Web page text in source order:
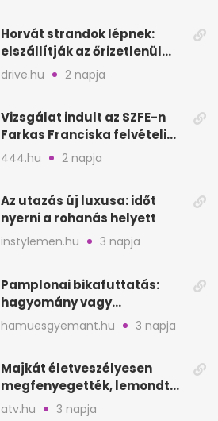
Horvát strandok lépnek:
elszállítják az őrizetlenül
hagyott törölközőket
drive.hu 2 napja
Vizsgálat indult az SZFE-n
Farkas Franciska felvételi
videója után
444.hu 2 napja
Az utazás új luxusa: időt
nyerni a rohanás helyett
instylemen.hu 3 napja
Pamplonai bikafuttatás:
hagyomány vagy
értelmetlen vérontás?
hamuesgyemant.hu 3 napja
Majkát életveszélyesen
megfenyegették, lemondta
a sepsiszentgyörgyi
atv.hu 3 napja